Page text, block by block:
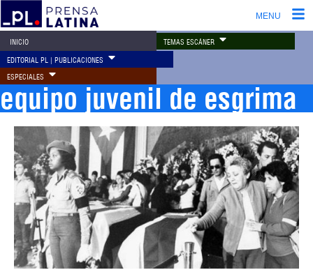
MENU
INICIO TEMAS ESCÁNER
EDITORIAL PL | PUBLICACIONES
ESPECIALES
equipo juvenil de esgrima